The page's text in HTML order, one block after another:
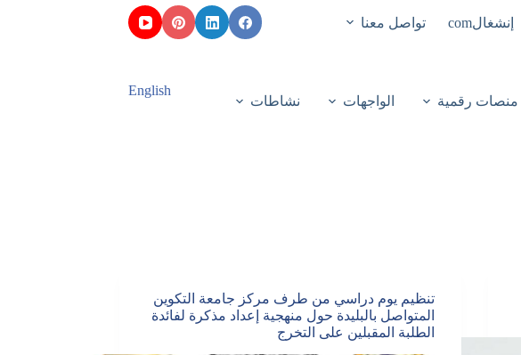
إنشغالcom تواصل معنا
منصات رقمية الواجهات نشاطات
English
تنظيم يوم دراسي من طرف مركز جامعة التكوين
المتواصل بالبليدة حول منهجية إعداد مذكرة لفائدة
الطلبة المقبلين على التخرج